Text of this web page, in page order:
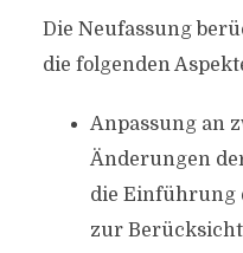
Die Neufassung
die folgenden
Anpassung an
Änderungen
die Einführung
zur